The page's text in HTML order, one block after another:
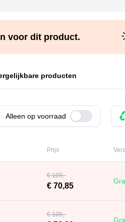
voor dit product.
producten
Alleen op voorraad Use setting
Prijs
€ 109,-
€ 70,85
€ 109,-